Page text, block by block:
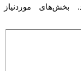
بخش‌های موردنیاز